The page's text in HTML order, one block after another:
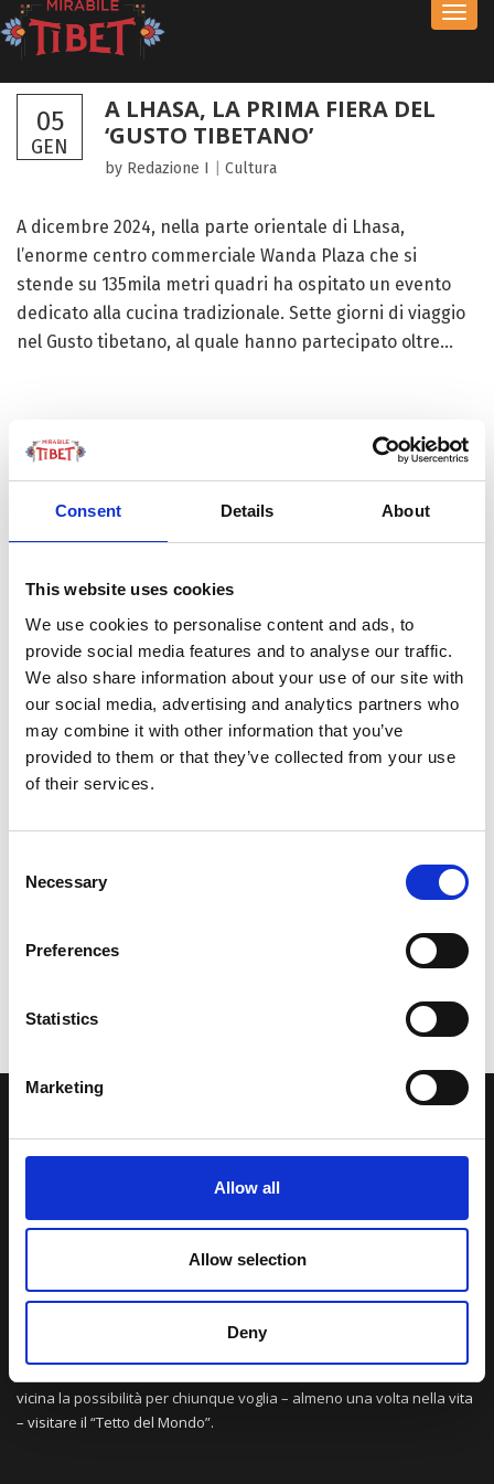
Consent Details About
This website uses cookies
We use cookies to personalise content and ads, to
provide social media features and to analyse our traffic.
We also share information about your use of our site with
our social media, advertising and analytics partners who
may combine it with other information that you’ve
provided to them or that they’ve collected from your use
of their services.
Selection
Necessary
Preferences
Statistics
Marketing
Allow all
Allow selection
Deny
05
GEN
A LHASA, LA PRIMA FIERA DEL
‘GUSTO TIBETANO’
by Redazione I Cultura
A dicembre 2024, nella parte orientale di Lhasa,
l’enorme centro commerciale Wanda Plaza che si
stende su 135mila metri quadri ha ospitato un evento
dedicato alla cucina tradizionale. Sette giorni di viaggio
nel Gusto tibetano, al quale hanno partecipato oltre...
FOCUS TIBET
Una comunità di appassionati della cultura tibetana che hanno
avuto modo di viaggiare e conoscere questa meravigliosa regione.
paesaggi e la sua gente è capace di riempire il cuore.
vicina la possibilità per chiunque voglia – almeno una volta nella vita
– visitare il “Tetto del Mondo”.